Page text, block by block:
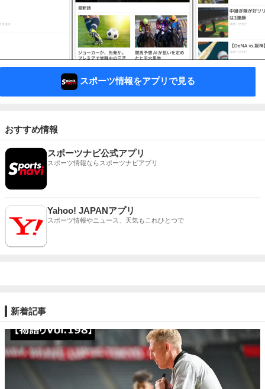
スポーツ情報をアプリで見る
おすすめ情報
スポーツナビ公式アプリ
スポーツ情報ならスポーツナビアプリ
Yahoo! JAPANアプリ
スポーツ情報やニュース、天気もこれひとつで
新着記事